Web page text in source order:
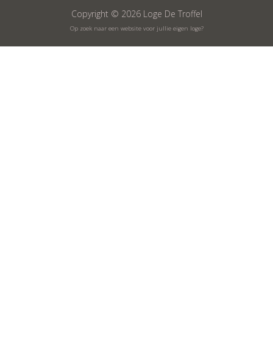
Copyright © 2026 Loge De Troffel
Op zoek naar een website voor jullie eigen loge?